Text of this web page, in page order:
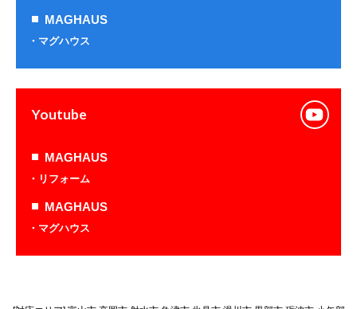
MAGHAUS
マグハウス
Youtube
MAGHAUS
リフォーム
MAGHAUS
マグハウス